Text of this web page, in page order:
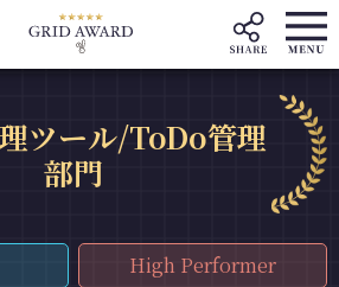
ツール/ToDo管理
部門
High Performer